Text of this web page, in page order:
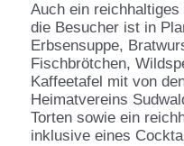
Auch ein
die Besucher ist in
Erbsensuppe,
Fischbrötchen,
Kaffeetafel mit von
Heimatvereins
Torten sowie ein
inklusive eines